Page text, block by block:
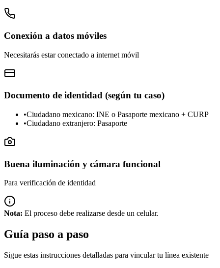
Conexión a datos móviles
Necesitarás estar conectado a internet móvil
Documento de identidad (según tu caso)
•Ciudadano mexicano: INE o Pasaporte mexicano + CURP
•Ciudadano extranjero: Pasaporte
Buena iluminación y cámara funcional
Para verificación de identidad
Nota: El proceso debe realizarse desde un celular.
Guía paso a paso
Sigue estas instrucciones detalladas para vincular tu línea existente